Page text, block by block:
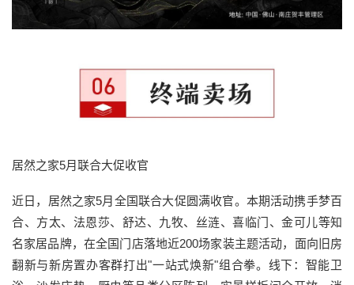
居然之家5月联合大促收官
近日，居然之家5月全国联合大促圆满收官。本期活动携手梦百
合、方太、法恩莎、舒达、九牧、丝涟、喜临门、金可儿等知
名家居品牌，在全国门店落地近200场家装主题活动，面向旧房
翻新与新房置办客群打出"一站式焕新"组合拳。线下：智能卫